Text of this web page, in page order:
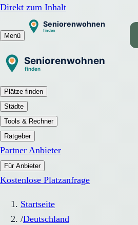
Direkt zum Inhalt
Menü
Plätze finden
Städte
Tools & Rechner
Ratgeber
Partner Anbieter
Für Anbieter
Kostenlose Platzanfrage
Startseite
/Deutschland